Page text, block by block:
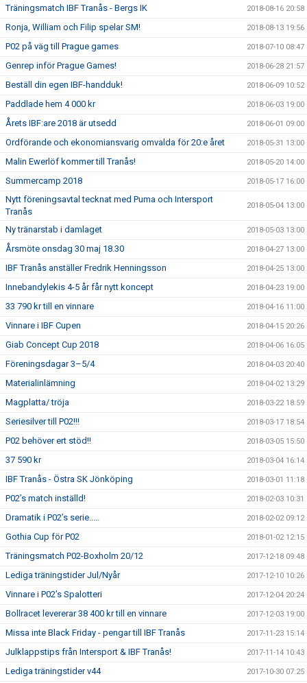
Träningsmatch IBF Tranås - Bergs IK 2018-08-16 20:58
Ronja, William och Filip spelar SM! 2018-08-13 19:56
P02 på väg till Prague games 2018-07-10 08:47
Genrep inför Prague Games! 2018-06-28 21:57
Beställ din egen IBF-handduk! 2018-06-09 10:52
Paddlade hem 4 000 kr 2018-06-03 19:00
Årets IBF:are 2018 är utsedd 2018-06-01 09:00
Ordförande och ekonomiansvarig omvalda för 20:e året 2018-05-31 13:00
Malin Ewerlöf kommer till Tranås! 2018-05-20 14:00
Summercamp 2018 2018-05-17 16:00
Nytt föreningsavtal tecknat med Puma och Intersport
Tranås
2018-05-04 13:00
Ny tränarstab i damlaget 2018-05-03 13:00
Årsmöte onsdag 30 maj 18.30 2018-04-27 13:00
IBF Tranås anställer Fredrik Henningsson 2018-04-25 13:00
Innebandylekis 4-5 år får nytt koncept 2018-04-23 19:00
33 790 kr till en vinnare 2018-04-16 11:00
Vinnare i IBF Cupen 2018-04-15 20:26
Giab Concept Cup 2018 2018-04-06 16:05
Föreningsdagar 3–5/4 2018-04-03 20:40
Materialinlämning 2018-04-02 13:29
Magplatta/ tröja 2018-03-22 18:59
Seriesilver till P02!!! 2018-03-17 18:54
P02 behöver ert stöd!! 2018-03-05 15:50
37 590 kr 2018-03-04 16:14
IBF Tranås - Östra SK Jönköping 2018-03-01 11:18
P02’s match inställd! 2018-02-03 10:31
Dramatik i P02’s serie..... 2018-02-02 09:12
Gothia Cup för P02 2018-01-02 12:15
Träningsmatch P02-Boxholm 20/12 2017-12-18 09:48
Lediga träningstider Jul/Nyår 2017-12-10 10:26
Vinnare i P02’s Spalotteri 2017-12-04 20:24
Bollracet levererar 38 400 kr till en vinnare 2017-12-03 19:00
Missa inte Black Friday - pengar till IBF Tranås 2017-11-23 15:14
Julklappstips från Intersport & IBF Tranås! 2017-11-14 10:43
Lediga träningstider v44 2017-10-30 07:25